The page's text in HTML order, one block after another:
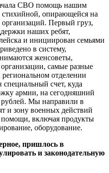
СВО помощь нашим
опирающейся на
Первый груз,
наших ребят,
и инициирован семьями
в систему,
женсоветы,
самые разные
отделении
специальный счет, куда
армии, на сегодняшний
рублей. Мы направили в
и зону военных действий
включая продукты
оборудование.
пришлось в
и законодательную